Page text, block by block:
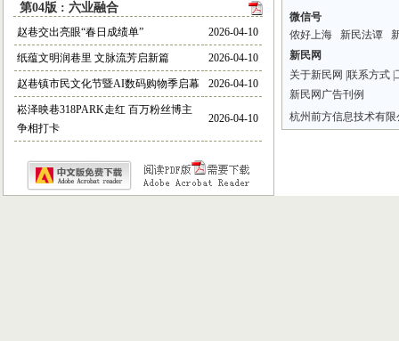
第04版 : 六业融合
赵巷交出亮眼“春日成绩单” 2026-04-10
纸蕴文明润巷里 文脉流芳启新篇 2026-04-10
赵巷镇市民文化节暨AI数码购物季启幕 2026-04-10
崧泽映巷318PARK走红 百万粉丝博主
争相打卡
2026-04-10